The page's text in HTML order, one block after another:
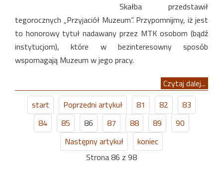
Skałba przedstawił
tegorocznych „Przyjaciół Muzeum”. Przypomnijmy, iż jest
to honorowy tytuł nadawany przez MTK osobom (bądź
instytucjom), które w bezinteresowny sposób
wspomagają Muzeum w jego pracy.
Czytaj dalej...
start
Poprzedni artykuł 81 82
83
84
85 86 87 88 89
90
Następny artykuł
koniec
Strona 86 z 98